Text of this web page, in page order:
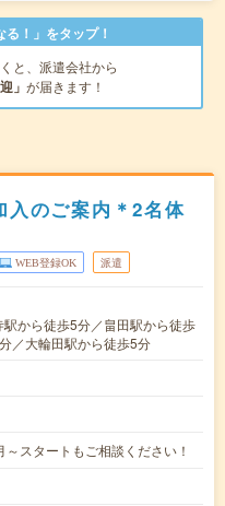
！」をタップ！
と、派遣会社から
」 が届きます！
入のご案内＊2名体
WEB登録OK 派遣
から徒歩5分／畠田駅から徒歩
／大輪田駅から徒歩5分
スタートもご相談ください！